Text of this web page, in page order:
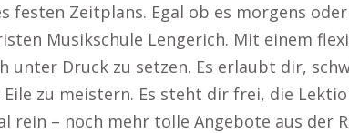
festen Zeitplans. Egal ob es morgens
Musikschule Lengerich. Mit einem
unter Druck zu setzen. Es erlaubt dir,
zu meistern. Es steht dir frei, die
rein – noch mehr tolle Angebote aus der